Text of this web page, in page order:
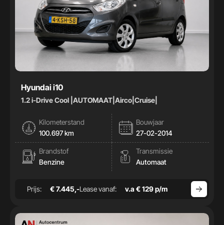
Hyundai i10
1.2 i-Drive Cool |AUTOMAAT|Airco|Cruise|
Kilometerstand
100.697 km
Bouwjaar
27-02-2014
Brandstof
Benzine
Transmissie
Automaat
Prijs: € 7.445,-Lease vanaf: v.a € 129 p/m